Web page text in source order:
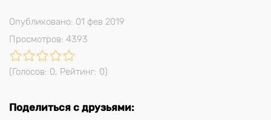
Опубликовано: 01 фев 2019
Просмотров: 4393
(Голосов: 0, Рейтинг: 0)
Поделиться с друзьями: